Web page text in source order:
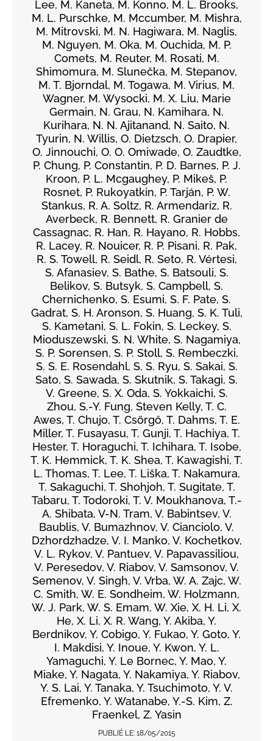
Lee, M. Kaneta, M. Konno, M. L. Brooks,
M. L. Purschke, M. Mccumber, M. Mishra,
M. Mitrovski, M. N. Hagiwara, M. Naglis,
M. Nguyen, M. Oka, M. Ouchida, M. P.
Comets, M. Reuter, M. Rosati, M.
Shimomura, M. Slunečka, M. Stepanov,
M. T. Bjorndal, M. Togawa, M. Virius, M.
Wagner, M. Wysocki, M. X. Liu, Marie
Germain, N. Grau, N. Kamihara, N.
Kurihara, N. N. Ajitanand, N. Saito, N.
Tyurin, N. Willis, O. Dietzsch, O. Drapier,
O. Jinnouchi, O. O. Omiwade, O. Zaudtke,
P. Chung, P. Constantin, P. D. Barnes, P. J.
Kroon, P. L. Mcgaughey, P. Mikeš, P.
Rosnet, P. Rukoyatkin, P. Tarján, P. W.
Stankus, R. A. Soltz, R. Armendariz, R.
Averbeck, R. Bennett, R. Granier de
Cassagnac, R. Han, R. Hayano, R. Hobbs,
R. Lacey, R. Nouicer, R. P. Pisani, R. Pak,
R. S. Towell, R. Seidl, R. Seto, R. Vértesi,
S. Afanasiev, S. Bathe, S. Batsouli, S.
Belikov, S. Butsyk, S. Campbell, S.
Chernichenko, S. Esumi, S. F. Pate, S.
Gadrat, S. H. Aronson, S. Huang, S. K. Tuli,
S. Kametani, S. L. Fokin, S. Leckey, S.
Mioduszewski, S. N. White, S. Nagamiya,
S. P. Sorensen, S. P. Stoll, S. Rembeczki,
S. S. E. Rosendahl, S. S. Ryu, S. Sakai, S.
Sato, S. Sawada, S. Skutnik, S. Takagi, S.
V. Greene, S. X. Oda, S. Yokkaichi, S.
Zhou, S.-Y. Fung, Steven Kelly, T. C.
Awes, T. Chujo, T. Csörgő, T. Dahms, T. E.
Miller, T. Fusayasu, T. Gunji, T. Hachiya, T.
Hester, T. Horaguchi, T. Ichihara, T. Isobe,
T. K. Hemmick, T. K. Shea, T. Kawagishi, T.
L. Thomas, T. Lee, T. Liška, T. Nakamura,
T. Sakaguchi, T. Shohjoh, T. Sugitate, T.
Tabaru, T. Todoroki, T. V. Moukhanova, T.-
A. Shibata, V-N. Tram, V. Babintsev, V.
Baublis, V. Bumazhnov, V. Cianciolo, V.
Dzhordzhadze, V. I. Manko, V. Kochetkov,
V. L. Rykov, V. Pantuev, V. Papavassiliou,
V. Peresedov, V. Riabov, V. Samsonov, V.
Semenov, V. Singh, V. Vrba, W. A. Zajc, W.
C. Smith, W. E. Sondheim, W. Holzmann,
W. J. Park, W. S. Emam, W. Xie, X. H. Li, X.
He, X. Li, X. R. Wang, Y. Akiba, Y.
Berdnikov, Y. Cobigo, Y. Fukao, Y. Goto, Y.
I. Makdisi, Y. Inoue, Y. Kwon, Y. L.
Yamaguchi, Y. Le Bornec, Y. Mao, Y.
Miake, Y. Nagata, Y. Nakamiya, Y. Riabov,
Y. S. Lai, Y. Tanaka, Y. Tsuchimoto, Y. V.
Efremenko, Y. Watanabe, Y.-S. Kim, Z.
Fraenkel, Z. Yasin
PUBLIÉ LE: 18/05/2015